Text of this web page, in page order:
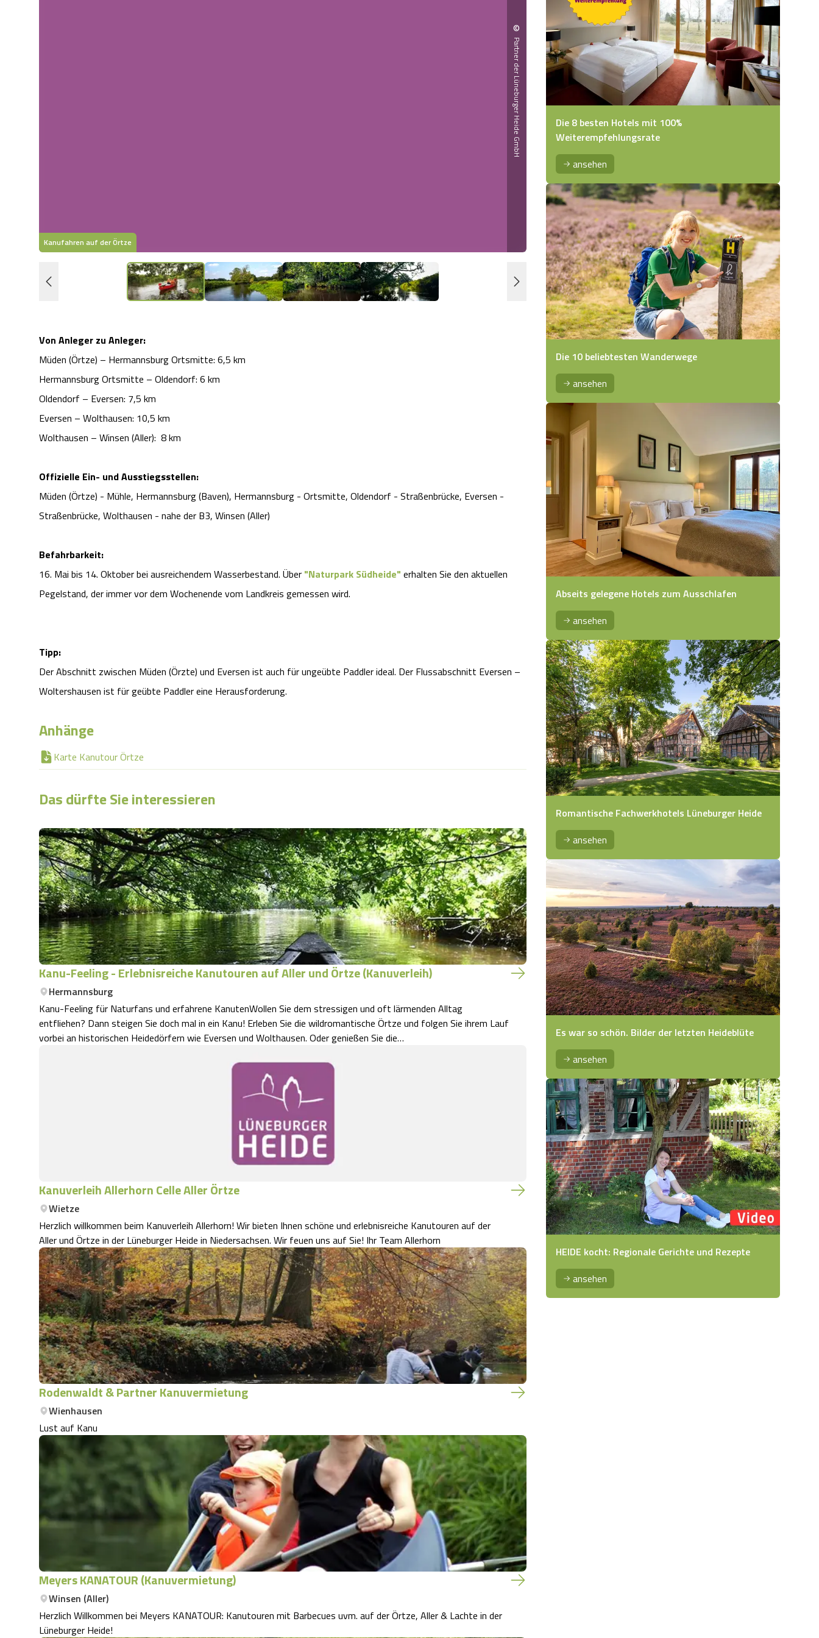
Kanufahren auf der Örtze
©
Partner der Lüneburger Heide GmbH
Wasserwandern auf der Örtze
Von Anleger zu Anleger:
Müden (Örtze) – Hermannsburg Ortsmitte: 6,5 km
Hermannsburg Ortsmitte – Oldendorf: 6 km
Oldendorf – Eversen: 7,5 km
Eversen – Wolthausen: 10,5 km
Wolthausen – Winsen (Aller): 8 km
Offizielle Ein- und Ausstiegsstellen:
Müden (Örtze) - Mühle, Hermannsburg (Baven), Hermannsburg - Ortsmitte, Oldendorf - Straßenbrücke, Eversen -
Straßenbrücke, Wolthausen - nahe der B3, Winsen (Aller)
Befahrbarkeit:
16. Mai bis 14. Oktober bei ausreichendem Wasserbestand. Über "Naturpark Südheide" erhalten Sie den aktuellen
Pegelstand, der immer vor dem Wochenende vom Landkreis gemessen wird.
Tipp:
Der Abschnitt zwischen Müden (Örzte) und Eversen ist auch für ungeübte Paddler ideal. Der Flussabschnitt Eversen –
Woltershausen ist für geübte Paddler eine Herausforderung.
Anhänge
Karte Kanutour Örtze
Das dürfte Sie interessieren
Kanu-Feeling - Erlebnisreiche Kanutouren auf Aller und Örtze (Kanuverleih)
Hermannsburg
Kanu-Feeling für Naturfans und erfahrene KanutenWollen Sie dem stressigen und oft lärmenden Alltag
entfliehen? Dann steigen Sie doch mal in ein Kanu! Erleben Sie die wildromantische Örtze und folgen Sie ihrem Lauf
vorbei an historischen Heidedörfern wie Eversen und Wolthausen. Oder genießen Sie die…
Kanuverleih Allerhorn Celle Aller Örtze
Wietze
Herzlich willkommen beim Kanuverleih Allerhorn! Wir bieten Ihnen schöne und erlebnisreiche Kanutouren auf der
Aller und Örtze in der Lüneburger Heide in Niedersachsen. Wir feuen uns auf Sie! Ihr Team Allerhorn
Rodenwaldt & Partner Kanuvermietung
Wienhausen
Lust auf Kanu
Meyers KANATOUR (Kanuvermietung)
Winsen (Aller)
Herzlich Willkommen bei Meyers KANATOUR: Kanutouren mit Barbecues uvm. auf der Örtze, Aller & Lachte in der
Lüneburger Heide!
Die 8 besten Hotels mit 100%
Weiterempfehlungsrate
ansehen
Die 10 beliebtesten Wanderwege
ansehen
Abseits gelegene Hotels zum Ausschlafen
ansehen
Romantische Fachwerkhotels Lüneburger Heide
ansehen
Es war so schön. Bilder der letzten Heideblüte
ansehen
HEIDE kocht: Regionale Gerichte und Rezepte
ansehen